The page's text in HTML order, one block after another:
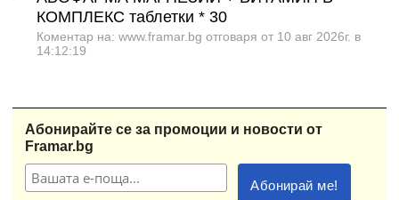
КОМПЛЕКС таблетки * 30
Коментар на: www.framar.bg отговаря от 10 авг 2026г. в
14:12:19
Абонирайте се за промоции и новости от
Framar.bg